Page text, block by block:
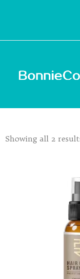
Showing all 2